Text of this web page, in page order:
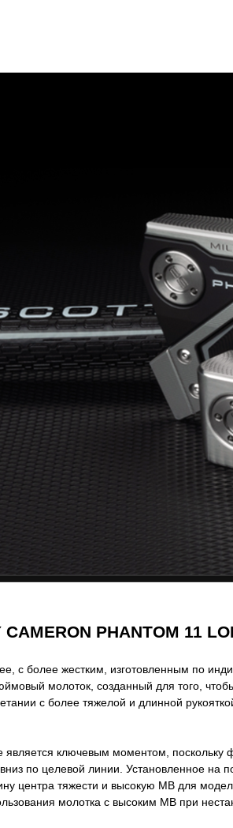
PHANTOM 11
с более жестким, изготовленным по
молоток, созданный для того,
с более тяжелой и длинной
ключевым моментом,
по целевой линии. Установленное
центра тяжести и высокую МВ для
молотка с высоким МВ при